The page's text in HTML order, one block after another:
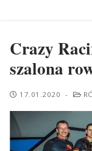
Crazy
szalona
17.01.2020 -